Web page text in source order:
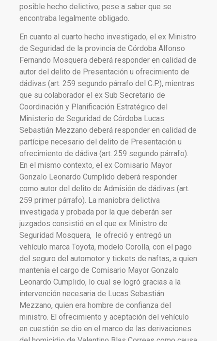
posible hecho delictivo, pese a saber que se
encontraba legalmente obligado.
En cuanto al cuarto hecho investigado, el ex Ministro
de Seguridad de la provincia de Córdoba Alfonso
Fernando Mosquera deberá responder en calidad de
autor del delito de Presentación u ofrecimiento de
dádivas (art. 259 segundo párrafo del C.P.), mientras
que su colaborador el ex Sub Secretario de
Coordinación y Planificación Estratégico del
Ministerio de Seguridad de Córdoba Lucas
Sebastián Mezzano deberá responder en calidad de
partícipe necesario del delito de Presentación u
ofrecimiento de dádiva (art. 259 segundo párrafo).
En el mismo contexto, el ex Comisario Mayor
Gonzalo Leonardo Cumplido deberá responder
como autor del delito de Admisión de dádivas (art.
259 primer párrafo). La maniobra delictiva
investigada y probada por la que deberán ser
juzgados consistió en el que ex Ministro de
Seguridad Mosquera, le ofreció y entregó un
vehículo marca Toyota, modelo Corolla, con el pago
del seguro del automotor y tickets de naftas, a quien
mantenía el cargo de Comisario Mayor Gonzalo
Leonardo Cumplido, lo cual se logró gracias a la
intervención necesaria de Lucas Sebastián
Mezzano, quien era hombre de confianza del
ministro. El ofrecimiento y aceptación del vehículo
en cuestión se dio en el marco de las derivaciones